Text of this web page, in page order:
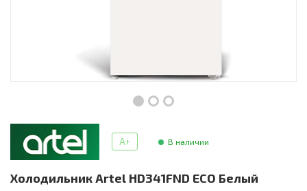
Сантехника A+ В наличии
Холодильник Artel HD341FND ECO Белый